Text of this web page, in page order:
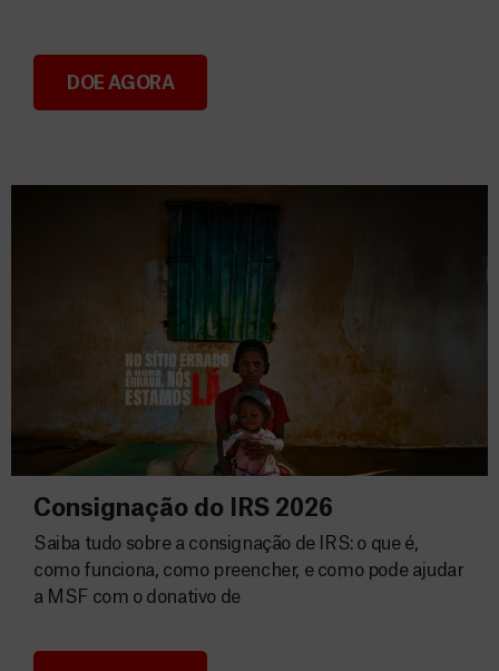
Donativos
DOE AGORA
Consignação do IRS 2026
Saiba tudo sobre a consignação de IRS: o que é,
como funciona, como preencher, e como pode ajudar
a MSF com o donativo de